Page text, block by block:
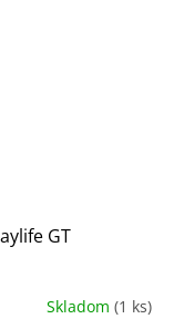
GT
Skladom (1 ks)